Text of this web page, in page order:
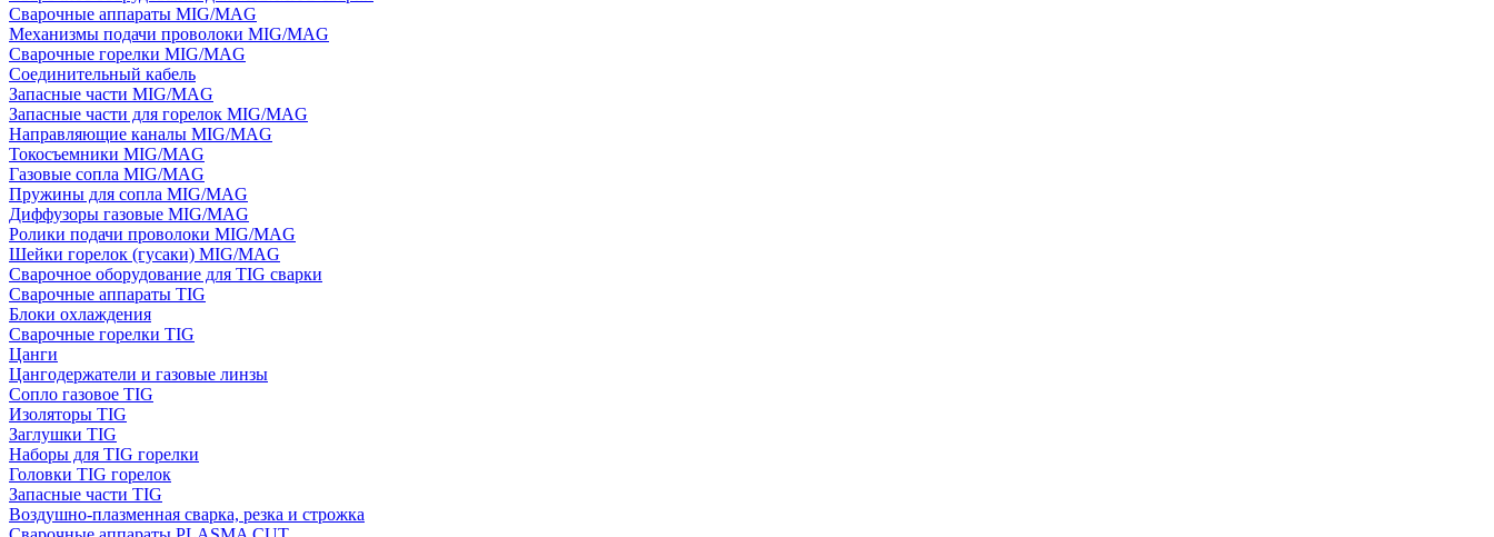
Сварочные аппараты MIG/MAG
Механизмы подачи проволоки MIG/MAG
Сварочные горелки MIG/MAG
Соединительный кабель
Запасные части MIG/MAG
Запасные части для горелок MIG/MAG
Направляющие каналы MIG/MAG
Токосъемники MIG/MAG
Газовые сопла MIG/MAG
Пружины для сопла MIG/MAG
Диффузоры газовые MIG/MAG
Ролики подачи проволоки MIG/MAG
Шейки горелок (гусаки) MIG/MAG
Сварочное оборудование для TIG сварки
Сварочные аппараты TIG
Блоки охлаждения
Сварочные горелки TIG
Цанги
Цангодержатели и газовые линзы
Сопло газовое TIG
Изоляторы TIG
Заглушки TIG
Наборы для TIG горелки
Головки TIG горелок
Запасные части TIG
Воздушно-плазменная сварка, резка и строжка